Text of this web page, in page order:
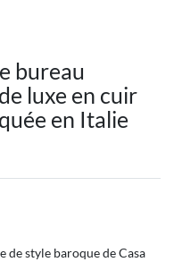
bureau
luxe en cuir
en Italie
de style baroque de Casa